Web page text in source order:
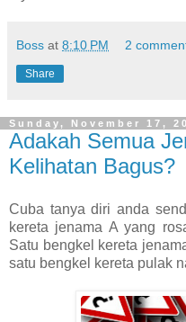
Boss at 8:10 PM 2
Share
Sunday, November 17,
Adakah Semua
Kelihatan Bagus?
Cuba tanya diri anda
kereta jenama A yang
Satu bengkel kereta
satu bengkel kereta pulak